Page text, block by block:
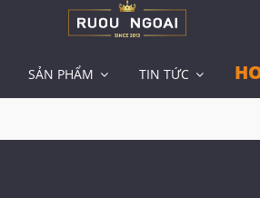
SẢN PHẨM TIN TỨC